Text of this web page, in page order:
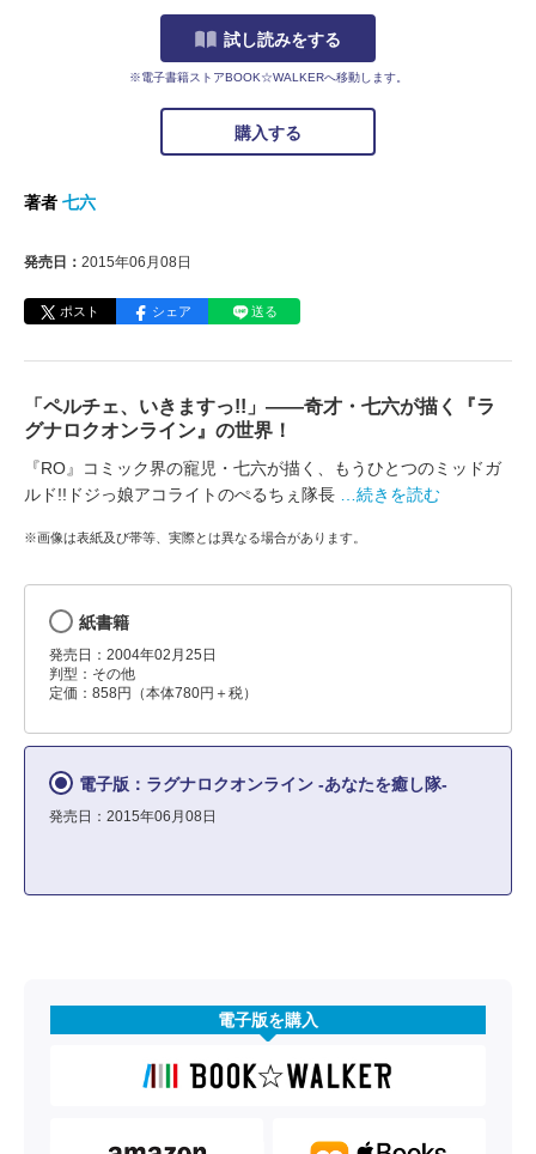
試し読みをする
※電子書籍ストアBOOK☆WALKERへ移動します。
購入する
著者 七六
発売日： 2015年06月08日
ポスト シェア 送る
「ペルチェ、いきますっ!!」――奇才・七六が描く『ラ
グナロクオンライン』の世界！
『RO』コミック界の寵児・七六が描く、もうひとつのミッドガ
ルド!!ドジっ娘アコライトのぺるちぇ隊長
…続きを読む
※画像は表紙及び帯等、実際とは異なる場合があります。
紙書籍
発売日：2004年02月25日
判型：その他
定価：858円（本体780円＋税）
電子版：ラグナロクオンライン -あなたを癒し隊-
発売日：2015年06月08日
電子版を購入